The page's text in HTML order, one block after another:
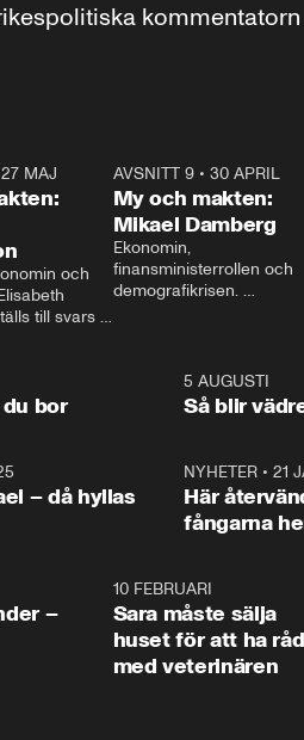
27 MAJ
och
till svars
AVSNITT 9• 30 APRIL
My och makten:
Mikael Damberg
Ekonomin,
finansministerrollen och
demografikrisen.
och Makten.
1:06
bor
5 AUGUSTI
Så blir
– då hyllas
NYHETER •21
Här
fångarna
–
10 FEBRUARI
Sara måste sälja
huset för att ha råd
med veterinären